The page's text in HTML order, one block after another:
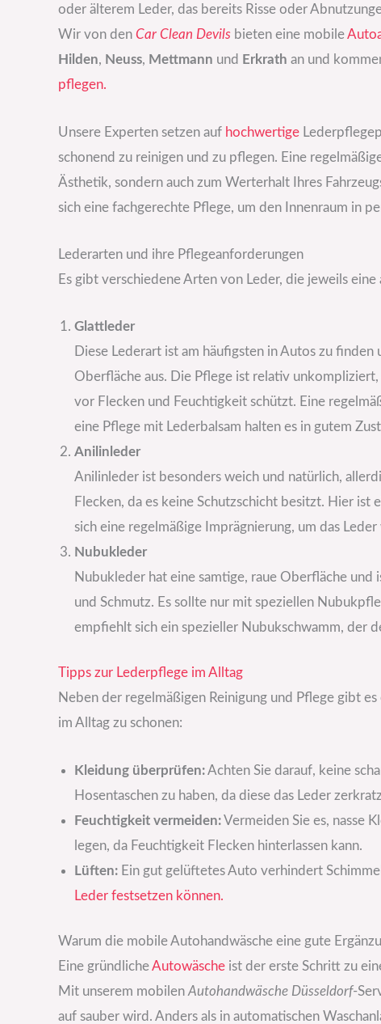
oder älterem Leder, das bereits Risse oder
Wir von den Car Clean Devils bieten eine mobile
Hilden, Neuss, Mettmann und Erkrath an und
pflegen.
Unsere Experten setzen auf hochwertige
schonend zu reinigen und zu pflegen. Eine
Ästhetik, sondern auch zum Werterhalt Ihres
sich eine fachgerechte Pflege, um den Innenraum in
Lederarten und ihre Pflegeanforderungen
Es gibt verschiedene Arten von Leder, die jeweils
Glattleder
Diese Lederart ist am häufigsten in Autos zu
Oberfläche aus. Die Pflege ist relativ
vor Flecken und Feuchtigkeit schützt. Eine
eine Pflege mit Lederbalsam halten es in gutem
Anilinleder
Anilinleder ist besonders weich und natürlich,
Flecken, da es keine Schutzschicht besitzt. Hier
sich eine regelmäßige Imprägnierung, um das
Nubukleder
Nubukleder hat eine samtige, raue Oberfläche
und Schmutz. Es sollte nur mit speziellen
empfiehlt sich ein spezieller Nubukschwamm, der
Tipps zur Lederpflege im Alltag
Neben der regelmäßigen Reinigung und Pflege gibt
im Alltag zu schonen:
Kleidung überprüfen:Achten Sie darauf, keine
Hosentaschen zu haben, da diese das Leder
Feuchtigkeit vermeiden:Vermeiden Sie es, nasse
legen, da Feuchtigkeit Flecken hinterlassen kann.
Lüften: Ein gut gelüftetes Auto verhindert
Leder festsetzen können.
Warum die mobile Autohandwäsche eine gute
Eine gründlicheAutowäsche ist der erste Schritt zu
Mit unserem mobilen Autohandwäsche Düsseldorf-
auf sauber wird. Anders als in automatischen